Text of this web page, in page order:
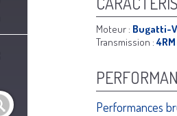
Moteur : Bugatti-
Transmission :4RM
Performances